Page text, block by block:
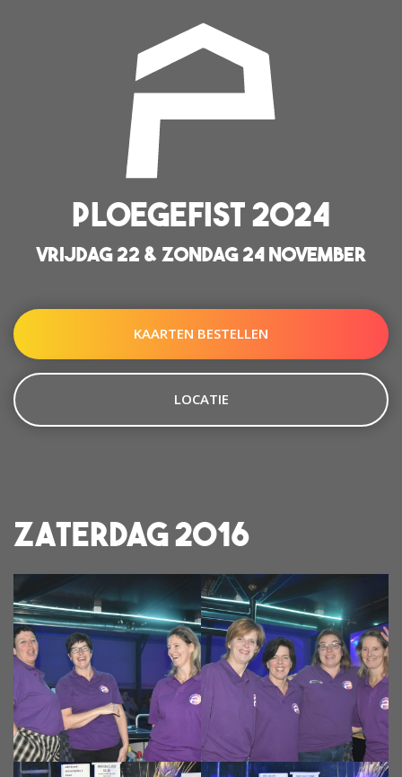
PLOEGEFIST 2024
VRIJDAG 22 & ZONDAG 24 NOVEMBER
KAARTEN BESTELLEN
LOCATIE
Zaterdag 2016